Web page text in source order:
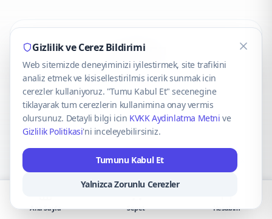
CaseOnn
© 2025 CaseOnn. Tüm hakları saklıdır.
VISA Mastercard
Gizlilik ve Cerez Bildirimi
Web sitemizde deneyiminizi iyilestirmek, site trafikini
analiz etmek ve kisisellestirilmis icerik sunmak icin
cerezler kullaniyoruz. "Tumu Kabul Et" secenegine
tiklayarak tum cerezlerin kullanimina onay vermis
olursunuz. Detayli bilgi icin KVKK Aydinlatma Metni ve
Gizlilik Politikasi'ni inceleyebilirsiniz.
Tumunu Kabul Et
Yalnizca Zorunlu Cerezler
Ana Sayfa Sepet Hesabım